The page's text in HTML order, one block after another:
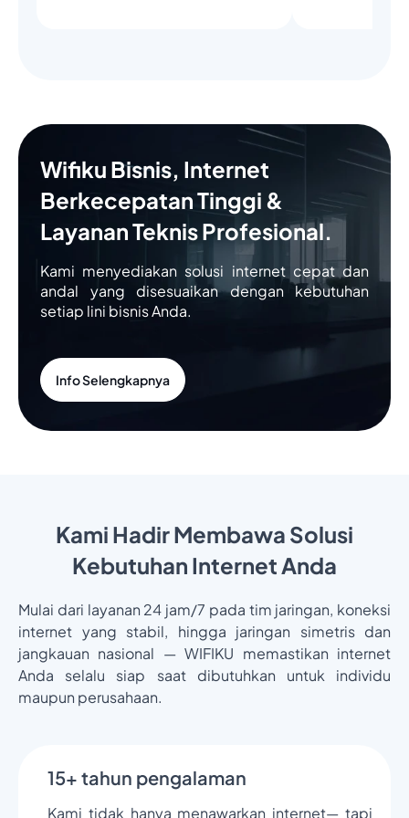
Wifiku Bisnis, Internet
Berkecepatan Tinggi &
Layanan Teknis Profesional.
Kami menyediakan solusi internet cepat dan
andal yang disesuaikan dengan kebutuhan
setiap lini bisnis Anda.
Info Selengkapnya
Kami Hadir Membawa Solusi
Kebutuhan Internet Anda
Mulai dari layanan 24 jam/7 pada tim jaringan, koneksi
internet yang stabil, hingga jaringan simetris dan
jangkauan nasional — WIFIKU memastikan internet
Anda selalu siap saat dibutuhkan untuk individu
maupun perusahaan.
15+ tahun pengalaman
Kami tidak hanya menawarkan internet— tapi